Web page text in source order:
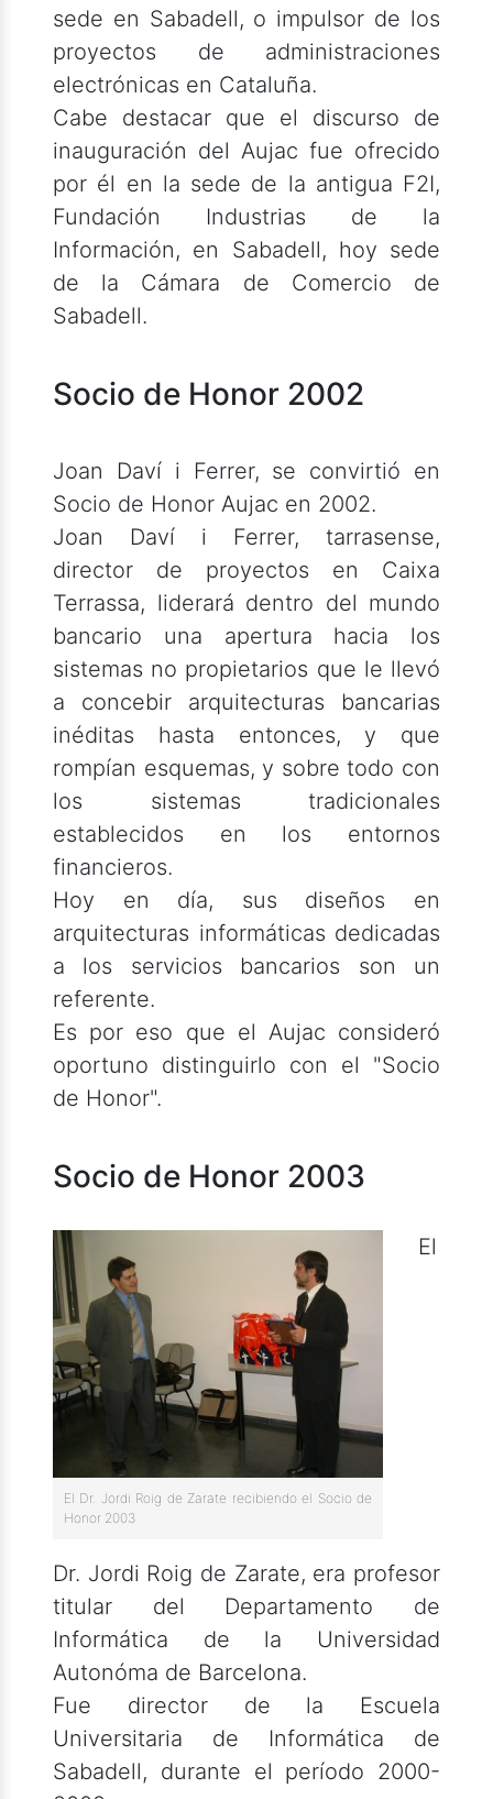
sede en Sabadell, o impulsor de los
proyectos de administraciones
electrónicas en Cataluña.
Cabe destacar que el discurso de
inauguración del Aujac fue ofrecido
por él en la sede de la antigua F2I,
Fundación Industrias de la
Información, en Sabadell, hoy sede
de la Cámara de Comercio de
Sabadell.
Socio de Honor 2002
Joan Daví i Ferrer, se convirtió en
Socio de Honor Aujac en 2002.
Joan Daví i Ferrer, tarrasense,
director de proyectos en Caixa
Terrassa, liderará dentro del mundo
bancario una apertura hacia los
sistemas no propietarios que le llevó
a concebir arquitecturas bancarias
inéditas hasta entonces, y que
rompían esquemas, y sobre todo con
los sistemas tradicionales
establecidos en los entornos
financieros.
Hoy en día, sus diseños en
arquitecturas informáticas dedicadas
a los servicios bancarios son un
referente.
Es por eso que el Aujac consideró
oportuno distinguirlo con el "Socio
de Honor".
Socio de Honor 2003
El Dr. Jordi Roig de Zarate recibiendo el Socio de
Honor 2003
El
Dr. Jordi Roig de Zarate, era profesor
titular del Departamento de
Informática de la Universidad
Autonóma de Barcelona.
Fue director de la Escuela
Universitaria de Informática de
Sabadell, durante el período 2000-